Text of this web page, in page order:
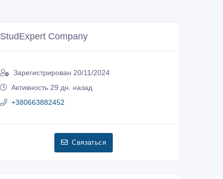
StudExpert Company
Зарегистрирован 20/11/2024
Активность 29 дн. назад
+380663882452
Связаться